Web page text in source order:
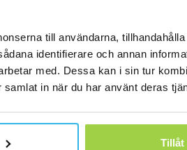
till användarna,
identifierare och annan
med. Dessa kan i sin tur
in när du har använt deras
Tillåt